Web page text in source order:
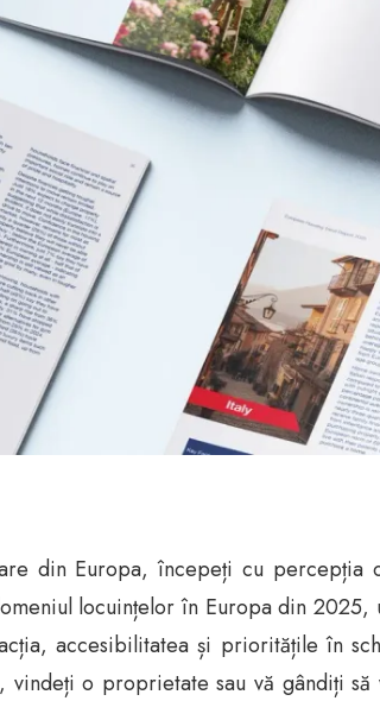
din Europa, începeți cu percepția
locuințelor în Europa din
accesibilitatea și prioritățile în
vindeți o proprietate sau vă gândiți